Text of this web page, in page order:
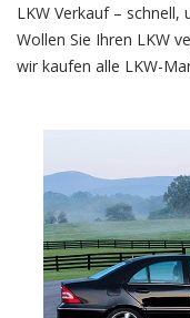
LKW Verkauf –
Wollen Sie Ihren LKW
wir kaufen alle LKW-